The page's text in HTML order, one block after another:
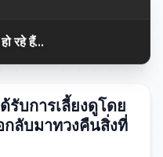
रहे हैं...
รับการเลี้ยงดูโดย
กลับมาทวงคืนสิ่งที่